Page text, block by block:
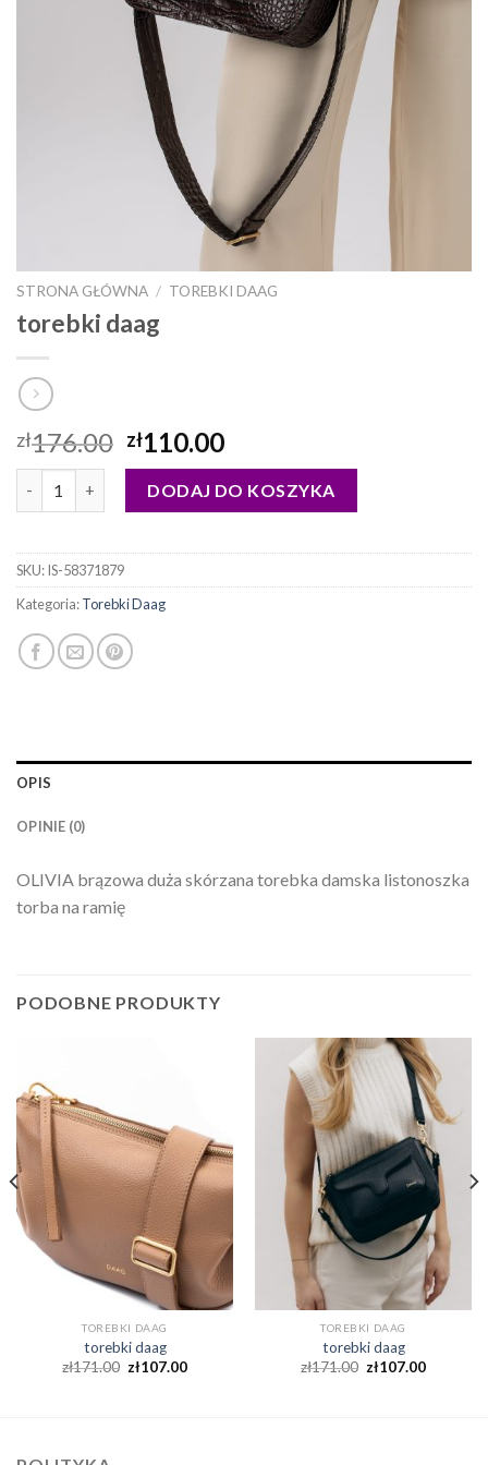
STRONA GŁÓWNA / TOREBKI DAAG
torebki daag
zł176.00 zł110.00
DODAJ DO KOSZYKA
SKU:IS-58371879
Kategoria:Torebki Daag
OPIS
OPINIE (0)
OLIVIA brązowa duża skórzana torebka damska listonoszka
torba na ramię
PODOBNE PRODUKTY
TOREBKI DAAG
torebki daag
zł171.00 zł107.00
TOREBKI DAAG
torebki daag
zł171.00 zł107.00